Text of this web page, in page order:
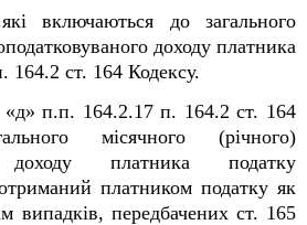
включаються до загального
доходу платника
164.2 ст. 164 Кодексу.
п.п. 164.2.17 п. 164.2 ст. 164
місячного (річного)
доходу платника податку
платником податку як
випадків, передбачених ст. 165